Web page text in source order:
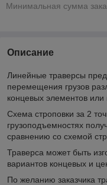
Минимальная сумма
Описание
Линейные траверсы
перемещения грузов
концевых элементов или
Схема строповки за 2
грузоподъемностях
сравнению со схемой
Траверса может быть
вариантов концевых и
По желанию заказчика